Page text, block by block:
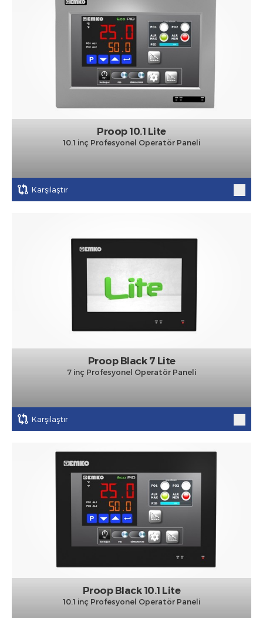
Proop 10.1 Lite
10.1 inç Profesyonel Operatör Paneli
Karşılaştır
Proop Black 7 Lite
7 inç Profesyonel Operatör Paneli
Karşılaştır
Proop Black 10.1 Lite
10.1 inç Profesyonel Operatör Paneli